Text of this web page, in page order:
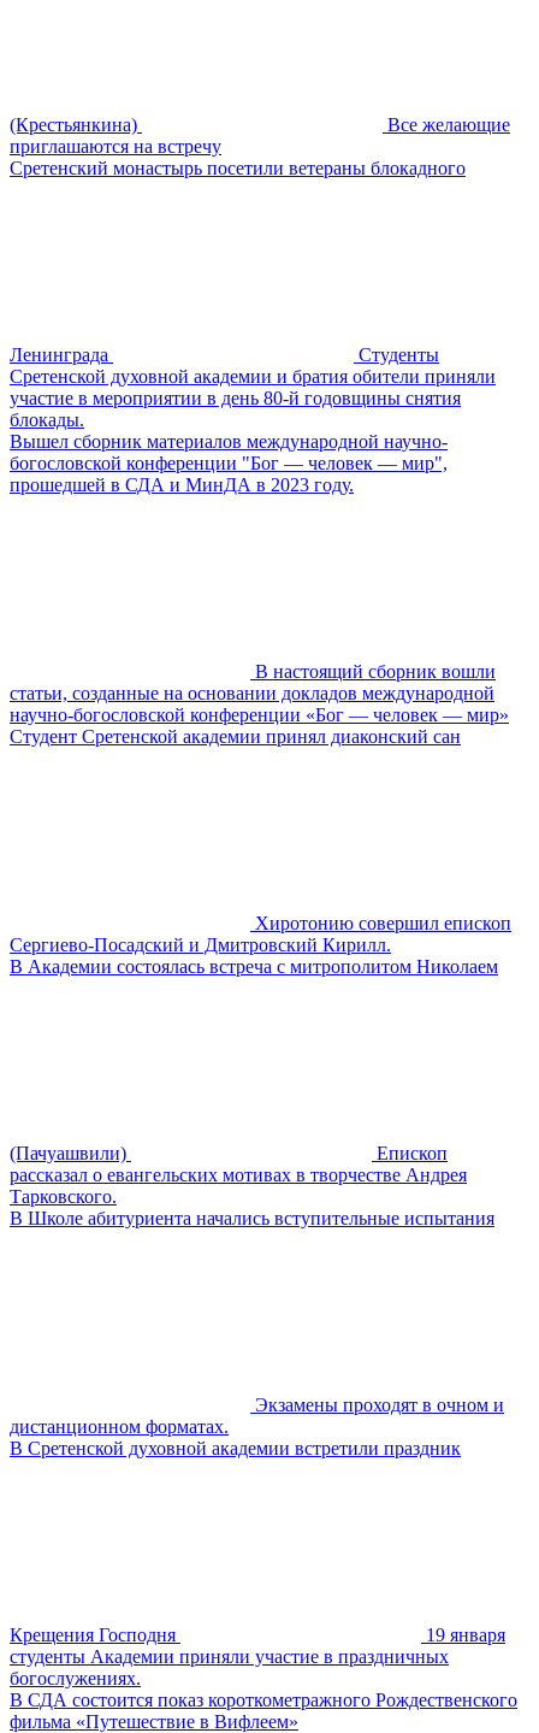
(Крестьянкина)
Все желающие
приглашаются на встречу
Сретенский монастырь посетили ветераны блокадного
Ленинграда
Студенты
Сретенской духовной академии и братия обители приняли
участие в мероприятии в день 80-й годовщины снятия
блокады.
Вышел сборник материалов международной научно-
богословской конференции "Бог — человек — мир",
прошедшей в СДА и МинДА в 2023 году.
В настоящий сборник вошли
статьи, созданные на основании докладов международной
научно-богословской конференции «Бог — человек — мир»
Студент Сретенской академии принял диаконский сан
Хиротонию совершил епископ
Сергиево-Посадский и Дмитровский Кирилл.
В Академии состоялась встреча с митрополитом Николаем
(Пачуашвили)
Епископ
рассказал о евангельских мотивах в творчестве Андрея
Тарковского.
В Школе абитуриента начались вступительные испытания
Экзамены проходят в очном и
дистанционном форматах.
В Сретенской духовной академии встретили праздник
Крещения Господня
19 января
студенты Академии приняли участие в праздничных
богослужениях.
В СДА состоится показ короткометражного Рождественского
фильма «Путешествие в Вифлеем»